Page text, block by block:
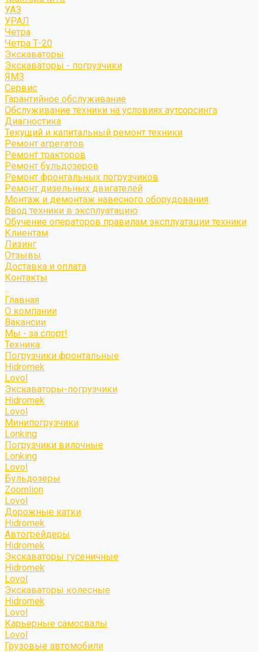
УАЗ
УРАЛ
Четра
Четра Т-20
Экскаваторы
Экскаваторы - погрузчики
ЯМЗ
Сервис
Гарантийное обслуживание
Обслуживание техники на условиях аутсорсинга
Диагностика
Текущий и капитальный ремонт техники
Ремонт агрегатов
Ремонт тракторов
Ремонт бульдозеров
Ремонт фронтальных погрузчиков
Ремонт дизельных двигателей
Монтаж и демонтаж навесного оборудования
Ввод техники в эксплуатацию
Обучение операторов правилам эксплуатации техники
Клиентам
Лизинг
Отзывы
Доставка и оплата
Контакты
...
Главная
О компании
Вакансии
Мы - за спорт!
Техника
Погрузчики фронтальные
Hidromek
Lovol
Экскаваторы-погрузчики
Hidromek
Lovol
Минипогрузчики
Lonking
Погрузчики вилочные
Lonking
Lovol
Бульдозеры
Zoomlion
Lovol
Дорожные катки
Hidromek
Автогрейдеры
Hidromek
Экскаваторы гусеничные
Hidromek
Lovol
Экскаваторы колесные
Hidromek
Lovol
Карьерные самосвалы
Lovol
Грузовые автомобили